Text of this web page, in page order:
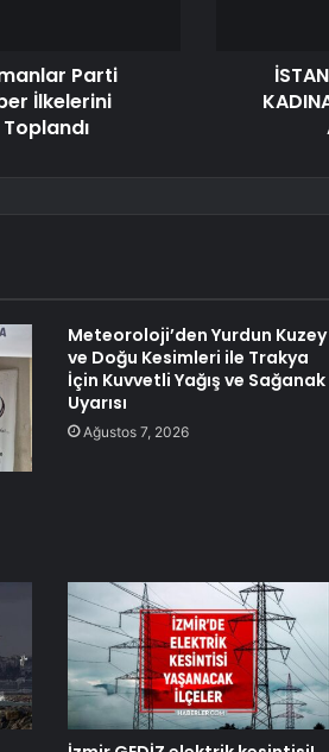
Parti
İlkelerini
Meteoroloji’den Yurdun Kuzey
ve Doğu Kesimleri ile Trakya
İçin Kuvvetli Yağış ve Sağanak
Uyarısı
Ağustos 7, 2026